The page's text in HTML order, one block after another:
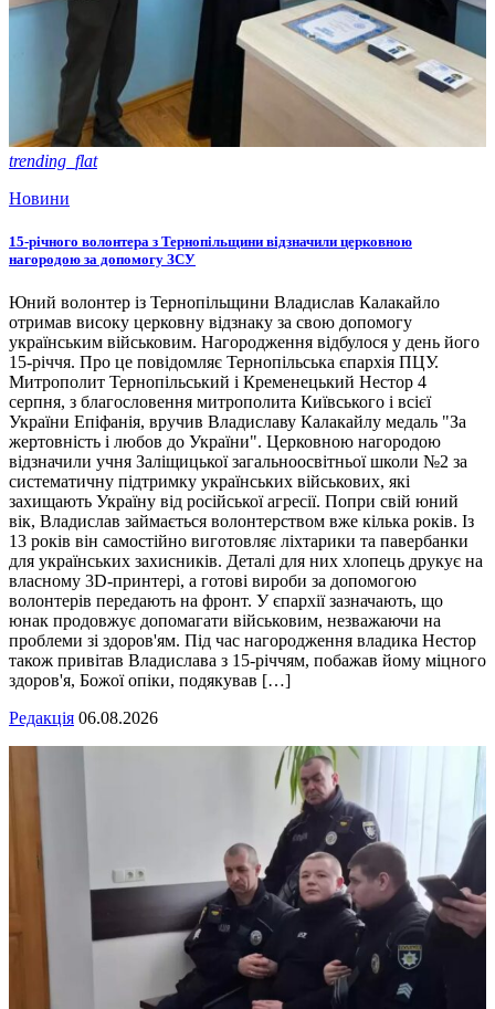
trending_flat
Новини
15-річного волонтера з Тернопільщини відзначили церковною
нагородою за допомогу ЗСУ
Юний волонтер із Тернопільщини Владислав Калакайло
отримав високу церковну відзнаку за свою допомогу
українським військовим. Нагородження відбулося у день його
15-річчя. Про це повідомляє Тернопільська єпархія ПЦУ.
Митрополит Тернопільський і Кременецький Нестор 4
серпня, з благословення митрополита Київського і всієї
України Епіфанія, вручив Владиславу Калакайлу медаль "За
жертовність і любов до України". Церковною нагородою
відзначили учня Заліщицької загальноосвітньої школи №2 за
систематичну підтримку українських військових, які
захищають Україну від російської агресії. Попри свій юний
вік, Владислав займається волонтерством вже кілька років. Із
13 років він самостійно виготовляє ліхтарики та павербанки
для українських захисників. Деталі для них хлопець друкує на
власному 3D-принтері, а готові вироби за допомогою
волонтерів передають на фронт. У єпархії зазначають, що
юнак продовжує допомагати військовим, незважаючи на
проблеми зі здоров'ям. Під час нагородження владика Нестор
також привітав Владислава з 15-річчям, побажав йому міцного
здоров'я, Божої опіки, подякував […]
Редакція 06.08.2026